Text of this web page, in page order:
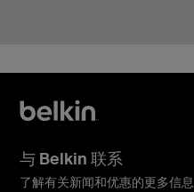
与 Belkin 联系
了解有关新闻和优惠的更多信息